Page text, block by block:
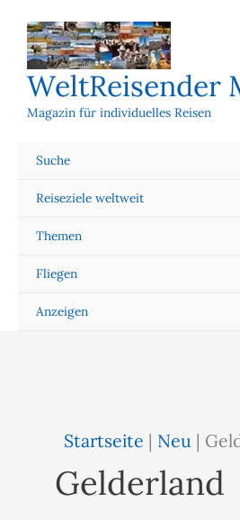
Inhalt
springen
WeltReisender
Magazin für individuelles Reisen
Suche
Reiseziele weltweit
Themen
Fliegen
Anzeigen
Startseite | Neu |
Gelderland